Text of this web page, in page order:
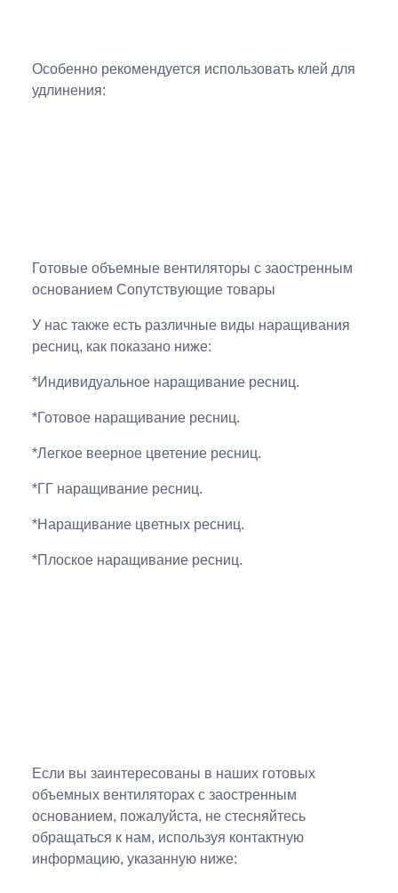
Особенно рекомендуется использовать клей для
удлинения:
Готовые объемные вентиляторы с заостренным
основанием Сопутствующие товары
У нас также есть различные виды наращивания
ресниц, как показано ниже:
*Индивидуальное наращивание ресниц.
*Готовое наращивание ресниц.
*Легкое веерное цветение ресниц.
*ГГ наращивание ресниц.
*Наращивание цветных ресниц.
*Плоское наращивание ресниц.
Если вы заинтересованы в наших готовых
объемных вентиляторах с заостренным
основанием, пожалуйста, не стесняйтесь
обращаться к нам, используя контактную
информацию, указанную ниже: